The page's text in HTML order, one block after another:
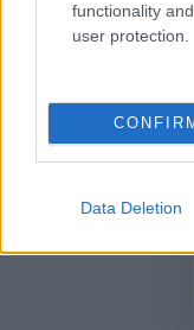
functionality
user protection.
Data Deletion